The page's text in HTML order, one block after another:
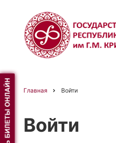
основному
содержанию
Главная Войти
Войти